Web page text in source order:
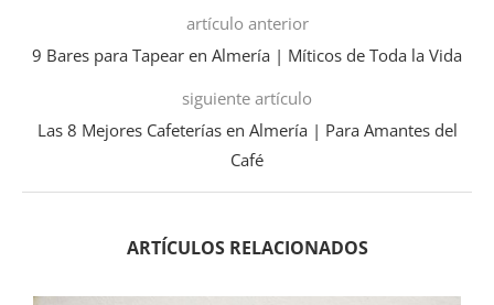
artículo anterior
9 Bares para Tapear en Almería | Míticos de Toda la Vida
siguiente artículo
Las 8 Mejores Cafeterías en Almería | Para Amantes del
Café
ARTÍCULOS RELACIONADOS